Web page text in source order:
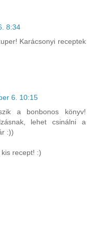
8:34
Karácsonyi receptek
6. 10:15
a bonbonos könyv!
lehet csinálni a
:))
recept! :)